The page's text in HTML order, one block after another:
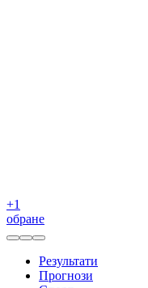
+1
обране
Результати
Прогнози